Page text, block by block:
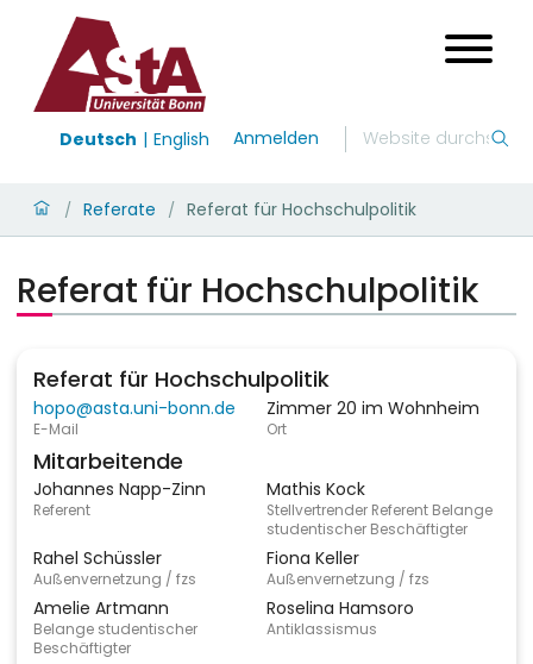
Deutsch English Anmelden
/ Referate / Referat für Hochschulpolitik
Referat für Hochschulpolitik
Referat für Hochschulpolitik
hopo@asta.uni-bonn.de
E-Mail
Zimmer 20 im Wohnheim
Ort
Mitarbeitende
Johannes Napp-Zinn
Referent
Mathis Kock
Stellvertrender Referent Belange
studentischer Beschäftigter
Rahel Schüssler
Außenvernetzung / fzs
Fiona Keller
Außenvernetzung / fzs
Amelie Artmann
Belange studentischer
Beschäftigter
Roselina Hamsoro
Antiklassismus